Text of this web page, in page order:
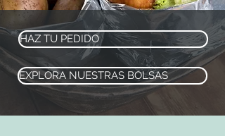
HAZ TU PEDIDO
EXPLORA NUESTRAS BOLSAS